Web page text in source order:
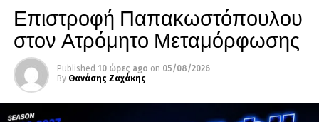
Επιστροφή Παπακωστόπουλου
στον Ατρόμητο Μεταμόρφωσης
Published 10 ώρες ago on 05/08/2026
By Θανάσης Ζαχάκης